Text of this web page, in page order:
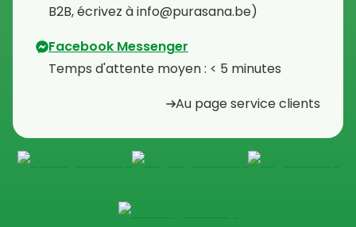
B2B, écrivez à info@purasana.be)
Facebook Messenger
Temps d'attente moyen : < 5 minutes
Au page service clients